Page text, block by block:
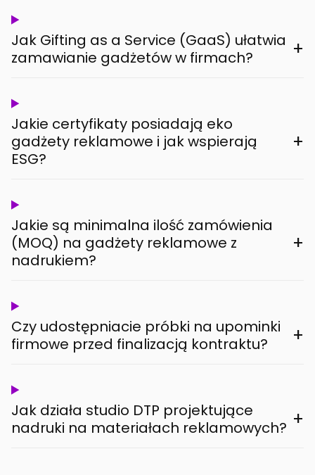
Jak Gifting as a Service (GaaS) ułatwia
zamawianie gadżetów w firmach?
+
Jakie certyfikaty posiadają eko
gadżety reklamowe i jak wspierają
ESG?
+
Jakie są minimalna ilość zamówienia
(MOQ) na gadżety reklamowe z
nadrukiem?
+
Czy udostępniacie próbki na upominki
firmowe przed finalizacją kontraktu?
+
Jak działa studio DTP projektujące
nadruki na materiałach reklamowych? +